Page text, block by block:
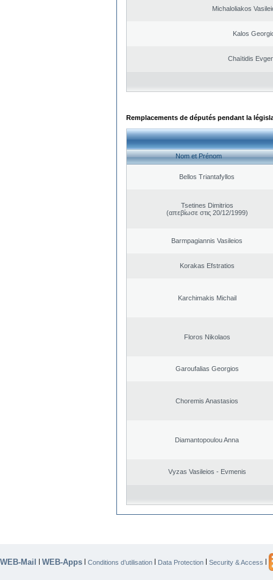
Michaloliakos
Kalos
Chaïtidis
Remplacements de députés pendant la
Nom et Prénom
Bellos Triantafyllos
Tsetines Dimitrios
(απεβίωσε στις 20/12/1999)
Barmpagiannis Vasileios
Korakas Efstratios
Karchimakis Michail
Floros Nikolaos
Garoufalias Georgios
Choremis Anastasios
Diamantopoulou Anna
Vyzas Vasileios - Evmenis
WEB-Mail | WEB-Apps | Conditions d’utilisation | Data Protection | Security & Access |